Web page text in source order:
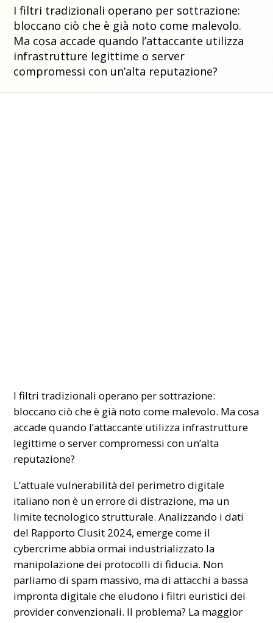
I filtri tradizionali operano per sottrazione:
bloccano ciò che è già noto come malevolo.
Ma cosa accade quando l’attaccante utilizza
infrastrutture legittime o server
compromessi con un’alta reputazione?
I filtri tradizionali operano per sottrazione:
bloccano ciò che è già noto come malevolo. Ma cosa
accade quando l’attaccante utilizza infrastrutture
legittime o server compromessi con un’alta
reputazione?
L’attuale vulnerabilità del perimetro digitale
italiano non è un errore di distrazione, ma un
limite tecnologico strutturale. Analizzando i dati
del Rapporto Clusit 2024, emerge come il
cybercrime abbia ormai industrializzato la
manipolazione dei protocolli di fiducia. Non
parliamo di spam massivo, ma di attacchi a bassa
impronta digitale che eludono i filtri euristici dei
provider convenzionali. Il problema? La maggior